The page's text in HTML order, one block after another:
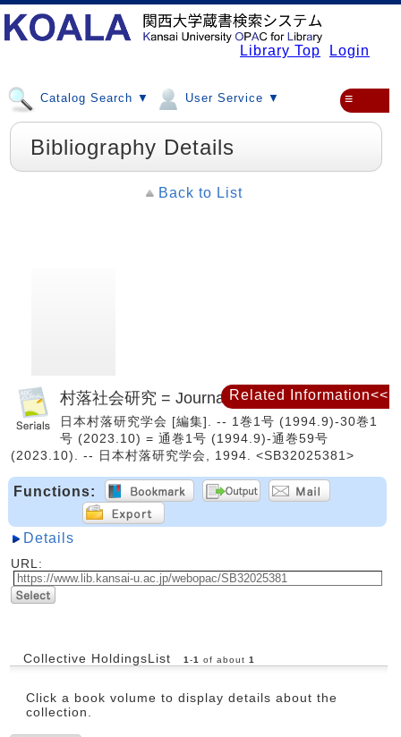
Library Top Login
Catalog Search ▼ User Service ▼ ≡
Bibliography Details
Back to List
村落社会研究 = Journal of rural studies
日本村落研究学会 [編集]. -- 1巻1号 (1994.9)-30巻1
号 (2023.10) = 通巻1号 (1994.9)-通巻59号
(2023.10). -- 日本村落研究学会, 1994. <SB32025381>
Functions:
Details
URL:
Collective HoldingsList 1 -1 of about 1
Click a book volume to display details about the
collection.
Related Information<<